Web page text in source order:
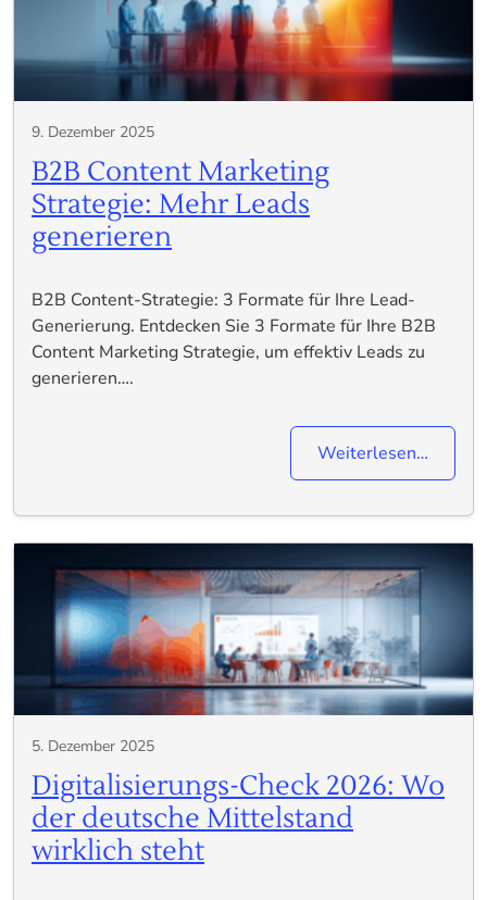
9. Dezember 2025
B2B Content Marketing
Strategie: Mehr Leads
generieren
B2B Content-Strategie: 3 Formate für Ihre Lead-
Generierung. Entdecken Sie 3 Formate für Ihre B2B
Content Marketing Strategie, um effektiv Leads zu
generieren….
Weiterlesen…
5. Dezember 2025
Digitalisierungs-Check 2026: Wo
der deutsche Mittelstand
wirklich steht